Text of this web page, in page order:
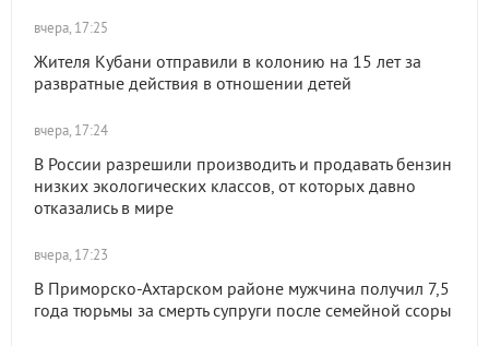
вчера, 17:25
Жителя Кубани отправили в колонию на 15 лет за
развратные действия в отношении детей
вчера, 17:24
В России разрешили производить и продавать бензин
низких экологических классов, от которых давно
отказались в мире
вчера, 17:23
В Приморско-Ахтарском районе мужчина получил 7,5
года тюрьмы за смерть супруги после семейной ссоры